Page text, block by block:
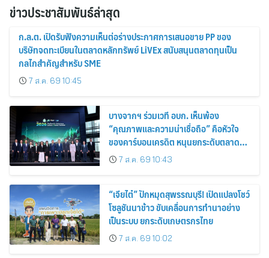
ข่าวประชาสัมพันธ์ล่าสุด
ก.ล.ต. เปิดรับฟังความเห็นต่อร่างประกาศการเสนอขาย PP ของ
บริษัทจดทะเบียนในตลาดหลักทรัพย์ LiVEx สนับสนุนตลาดทุนเป็น
กลไกสำคัญสำหรับ SME
7 ส.ค. 69 10:45
บางจากฯ ร่วมเวที อบก. เห็นพ้อง
“คุณภาพและความน่าเชื่อถือ” คือหัวใจ
ของคาร์บอนเครดิต หนุนยกระดับตลาด
คาร์บอนไทย เชื่อมโยงอาเซียน เปิดโอกาสสู่
ตลาดสากล
7 ส.ค. 69 10:43
“เจียไต๋” ปักหมุดสุพรรณบุรี! เปิดแปลงโชว์
โซลูชันนาข้าว ขับเคลื่อนการทำนาอย่าง
เป็นระบบ ยกระดับเกษตรกรไทย
7 ส.ค. 69 10:02